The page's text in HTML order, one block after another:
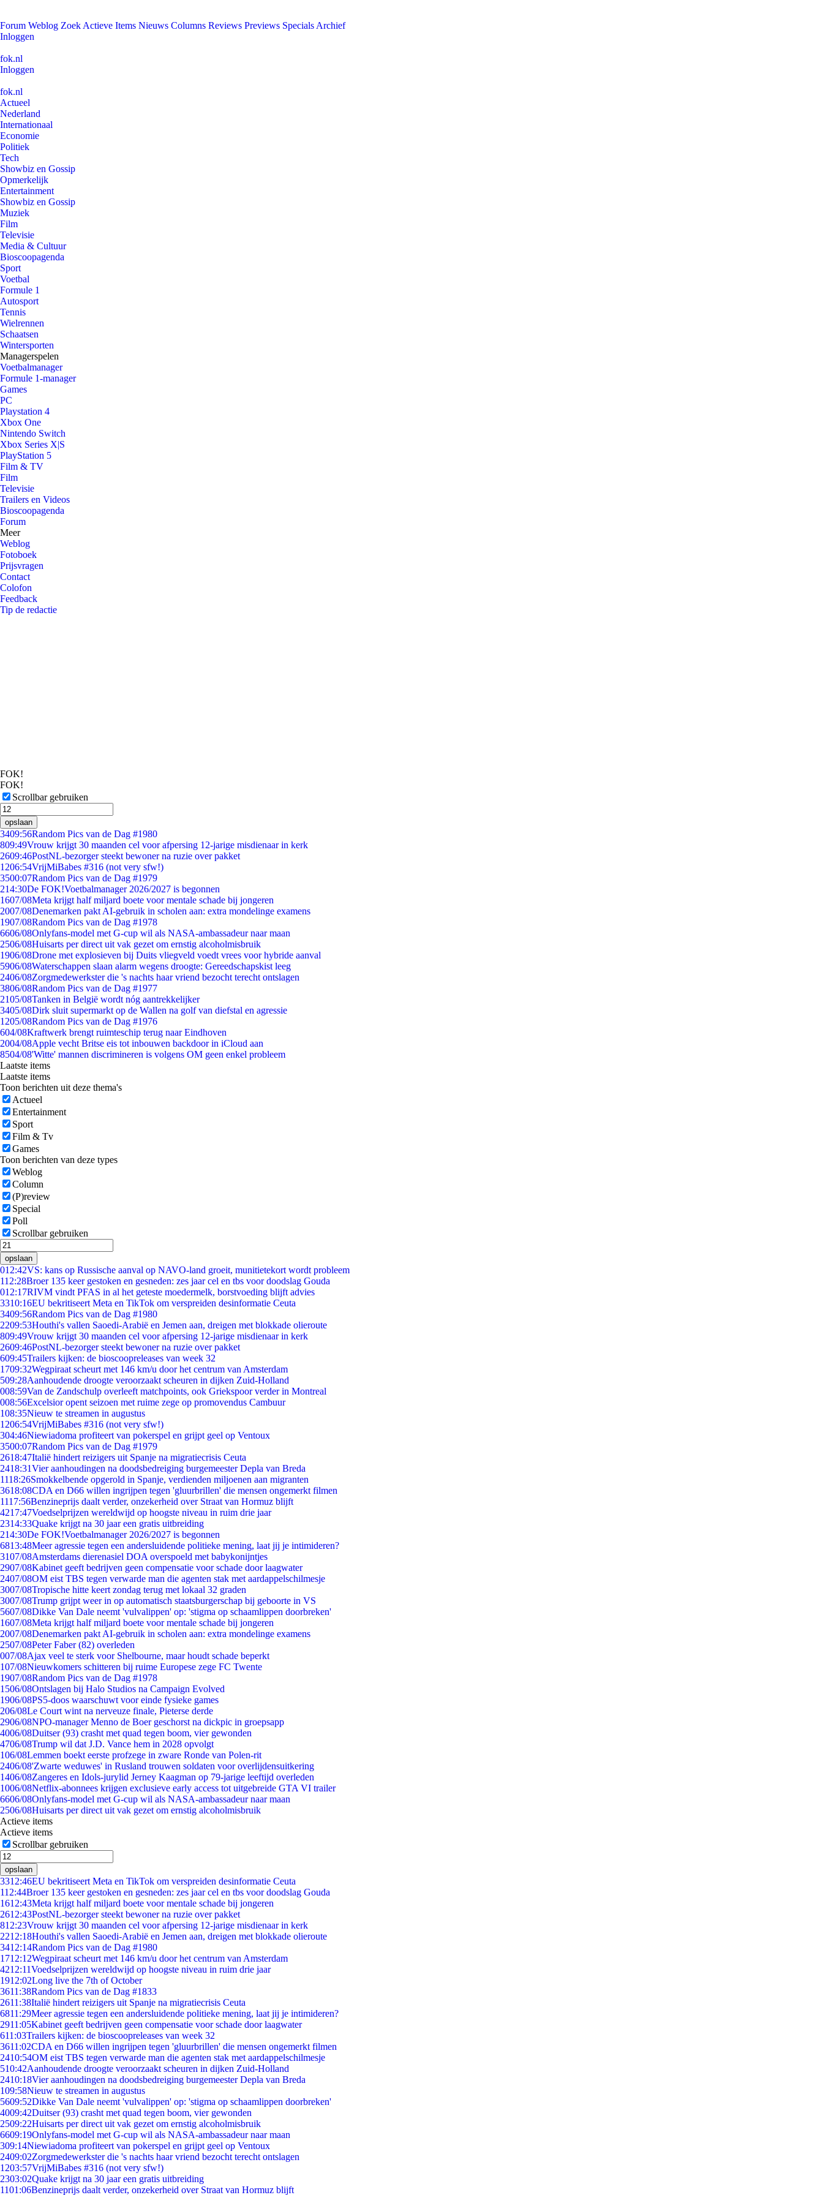
Forum Weblog Zoek Actieve Items Nieuws Columns Reviews Previews Specials Archief
Inloggen
fok.nl
Inloggen
fok.nl
Actueel
Nederland
Internationaal
Economie
Politiek
Tech
Showbiz en Gossip
Opmerkelijk
Entertainment
Showbiz en Gossip
Muziek
Film
Televisie
Media & Cultuur
Bioscoopagenda
Sport
Voetbal
Formule 1
Autosport
Tennis
Wielrennen
Schaatsen
Wintersporten
Managerspelen
Voetbalmanager
Formule 1-manager
Games
PC
Playstation 4
Xbox One
Nintendo Switch
Xbox Series X|S
PlayStation 5
Film & TV
Film
Televisie
Trailers en Videos
Bioscoopagenda
Forum
Meer
Weblog
Fotoboek
Prijsvragen
Contact
Colofon
Feedback
Tip de redactie
FOK!
FOK!
Scrollbar gebruiken
opslaan
3409:56Random Pics van de Dag #1980
809:49Vrouw krijgt 30 maanden cel voor afpersing 12-jarige misdienaar in kerk
2609:46PostNL-bezorger steekt bewoner na ruzie over pakket
1206:54VrijMiBabes #316 (not very sfw!)
3500:07Random Pics van de Dag #1979
214:30De FOK!Voetbalmanager 2026/2027 is begonnen
1607/08Meta krijgt half miljard boete voor mentale schade bij jongeren
2007/08Denemarken pakt AI-gebruik in scholen aan: extra mondelinge examens
1907/08Random Pics van de Dag #1978
6606/08Onlyfans-model met G-cup wil als NASA-ambassadeur naar maan
2506/08Huisarts per direct uit vak gezet om ernstig alcoholmisbruik
1906/08Drone met explosieven bij Duits vliegveld voedt vrees voor hybride aanval
5906/08Waterschappen slaan alarm wegens droogte: Gereedschapskist leeg
2406/08Zorgmedewerkster die 's nachts haar vriend bezocht terecht ontslagen
3806/08Random Pics van de Dag #1977
2105/08Tanken in België wordt nóg aantrekkelijker
3405/08Dirk sluit supermarkt op de Wallen na golf van diefstal en agressie
1205/08Random Pics van de Dag #1976
604/08Kraftwerk brengt ruimteschip terug naar Eindhoven
2004/08Apple vecht Britse eis tot inbouwen backdoor in iCloud aan
8504/08'Witte' mannen discrimineren is volgens OM geen enkel probleem
Laatste items
Laatste items
Toon berichten uit deze thema's
Actueel
Entertainment
Sport
Film & Tv
Games
Toon berichten van deze types
Weblog
Column
(P)review
Special
Poll
Scrollbar gebruiken
opslaan
012:42VS: kans op Russische aanval op NAVO-land groeit, munitietekort wordt probleem
112:28Broer 135 keer gestoken en gesneden: zes jaar cel en tbs voor doodslag Gouda
012:17RIVM vindt PFAS in al het geteste moedermelk, borstvoeding blijft advies
3310:16EU bekritiseert Meta en TikTok om verspreiden desinformatie Ceuta
3409:56Random Pics van de Dag #1980
2209:53Houthi's vallen Saoedi-Arabië en Jemen aan, dreigen met blokkade olieroute
809:49Vrouw krijgt 30 maanden cel voor afpersing 12-jarige misdienaar in kerk
2609:46PostNL-bezorger steekt bewoner na ruzie over pakket
609:45Trailers kijken: de bioscoopreleases van week 32
1709:32Wegpiraat scheurt met 146 km/u door het centrum van Amsterdam
509:28Aanhoudende droogte veroorzaakt scheuren in dijken Zuid-Holland
008:59Van de Zandschulp overleeft matchpoints, ook Griekspoor verder in Montreal
008:56Excelsior opent seizoen met ruime zege op promovendus Cambuur
108:35Nieuw te streamen in augustus
1206:54VrijMiBabes #316 (not very sfw!)
304:46Niewiadoma profiteert van pokerspel en grijpt geel op Ventoux
3500:07Random Pics van de Dag #1979
2618:47Italië hindert reizigers uit Spanje na migratiecrisis Ceuta
2418:31Vier aanhoudingen na doodsbedreiging burgemeester Depla van Breda
1118:26Smokkelbende opgerold in Spanje, verdienden miljoenen aan migranten
3618:08CDA en D66 willen ingrijpen tegen 'gluurbrillen' die mensen ongemerkt filmen
1117:56Benzineprijs daalt verder, onzekerheid over Straat van Hormuz blijft
4217:47Voedselprijzen wereldwijd op hoogste niveau in ruim drie jaar
2314:33Quake krijgt na 30 jaar een gratis uitbreiding
214:30De FOK!Voetbalmanager 2026/2027 is begonnen
6813:48Meer agressie tegen een andersluidende politieke mening, laat jij je intimideren?
3107/08Amsterdams dierenasiel DOA overspoeld met babykonijntjes
2907/08Kabinet geeft bedrijven geen compensatie voor schade door laagwater
2407/08OM eist TBS tegen verwarde man die agenten stak met aardappelschilmesje
3007/08Tropische hitte keert zondag terug met lokaal 32 graden
3007/08Trump grijpt weer in op automatisch staatsburgerschap bij geboorte in VS
5607/08Dikke Van Dale neemt 'vulvalippen' op: 'stigma op schaamlippen doorbreken'
1607/08Meta krijgt half miljard boete voor mentale schade bij jongeren
2007/08Denemarken pakt AI-gebruik in scholen aan: extra mondelinge examens
2507/08Peter Faber (82) overleden
007/08Ajax veel te sterk voor Shelbourne, maar houdt schade beperkt
107/08Nieuwkomers schitteren bij ruime Europese zege FC Twente
1907/08Random Pics van de Dag #1978
1506/08Ontslagen bij Halo Studios na Campaign Evolved
1906/08PS5-doos waarschuwt voor einde fysieke games
206/08Le Court wint na nerveuze finale, Pieterse derde
2906/08NPO-manager Menno de Boer geschorst na dickpic in groepsapp
4006/08Duitser (93) crasht met quad tegen boom, vier gewonden
4706/08Trump wil dat J.D. Vance hem in 2028 opvolgt
106/08Lemmen boekt eerste profzege in zware Ronde van Polen-rit
2406/08'Zwarte weduwes' in Rusland trouwen soldaten voor overlijdensuitkering
1406/08Zangeres en Idols-jurylid Jerney Kaagman op 79-jarige leeftijd overleden
1006/08Netflix-abonnees krijgen exclusieve early access tot uitgebreide GTA VI trailer
6606/08Onlyfans-model met G-cup wil als NASA-ambassadeur naar maan
2506/08Huisarts per direct uit vak gezet om ernstig alcoholmisbruik
Actieve items
Actieve items
Scrollbar gebruiken
opslaan
3312:46EU bekritiseert Meta en TikTok om verspreiden desinformatie Ceuta
112:44Broer 135 keer gestoken en gesneden: zes jaar cel en tbs voor doodslag Gouda
1612:43Meta krijgt half miljard boete voor mentale schade bij jongeren
2612:43PostNL-bezorger steekt bewoner na ruzie over pakket
812:23Vrouw krijgt 30 maanden cel voor afpersing 12-jarige misdienaar in kerk
2212:18Houthi's vallen Saoedi-Arabië en Jemen aan, dreigen met blokkade olieroute
3412:14Random Pics van de Dag #1980
1712:12Wegpiraat scheurt met 146 km/u door het centrum van Amsterdam
4212:11Voedselprijzen wereldwijd op hoogste niveau in ruim drie jaar
1912:02Long live the 7th of October
3611:38Random Pics van de Dag #1833
2611:38Italië hindert reizigers uit Spanje na migratiecrisis Ceuta
6811:29Meer agressie tegen een andersluidende politieke mening, laat jij je intimideren?
2911:05Kabinet geeft bedrijven geen compensatie voor schade door laagwater
611:03Trailers kijken: de bioscoopreleases van week 32
3611:02CDA en D66 willen ingrijpen tegen 'gluurbrillen' die mensen ongemerkt filmen
2410:54OM eist TBS tegen verwarde man die agenten stak met aardappelschilmesje
510:42Aanhoudende droogte veroorzaakt scheuren in dijken Zuid-Holland
2410:18Vier aanhoudingen na doodsbedreiging burgemeester Depla van Breda
109:58Nieuw te streamen in augustus
5609:52Dikke Van Dale neemt 'vulvalippen' op: 'stigma op schaamlippen doorbreken'
4009:42Duitser (93) crasht met quad tegen boom, vier gewonden
2509:22Huisarts per direct uit vak gezet om ernstig alcoholmisbruik
6609:19Onlyfans-model met G-cup wil als NASA-ambassadeur naar maan
309:14Niewiadoma profiteert van pokerspel en grijpt geel op Ventoux
2409:02Zorgmedewerkster die 's nachts haar vriend bezocht terecht ontslagen
1203:57VrijMiBabes #316 (not very sfw!)
2303:02Quake krijgt na 30 jaar een gratis uitbreiding
1101:06Benzineprijs daalt verder, onzekerheid over Straat van Hormuz blijft